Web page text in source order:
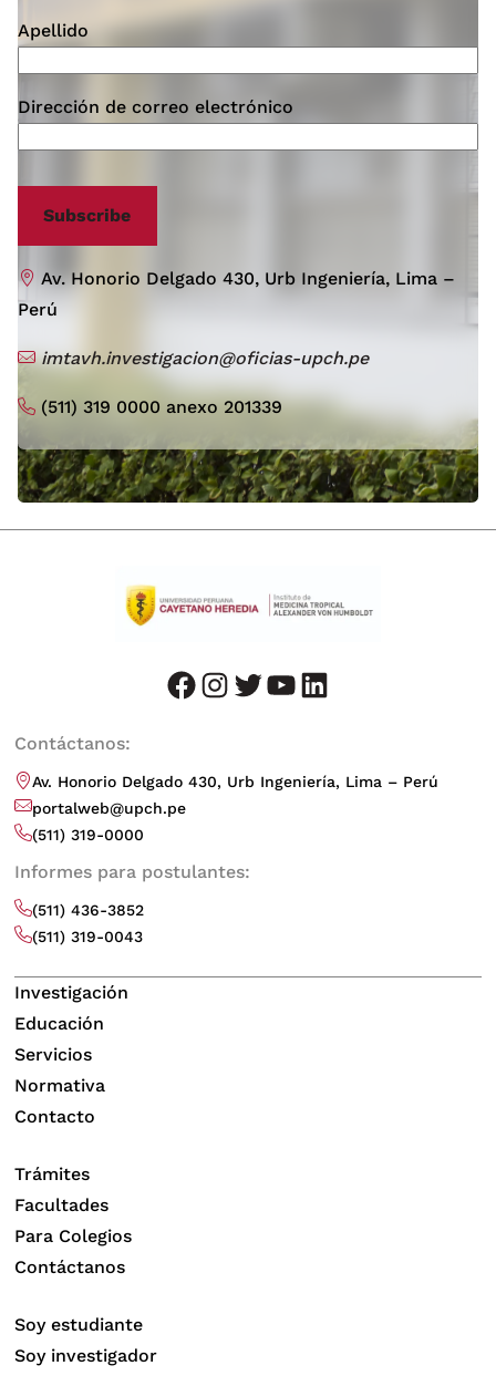
Apellido
Dirección de correo electrónico
Subscribe
Av. Honorio Delgado 430, Urb Ingeniería, Lima –
Perú
imtavh.investigacion@oficias-upch.pe
(511) 319 0000 anexo 201339
facebook instagram twitter youtube LinkedIn
Contáctanos:
Av. Honorio Delgado 430, Urb Ingeniería, Lima – Perú
portalweb@upch.pe
(511) 319-0000
Informes para postulantes:
(511) 436-3852
(511) 319-0043
Investigación
Educación
Servicios
Normativa
Contacto
Trámites
Facultades
Para Colegios
Contáctanos
Soy estudiante
Soy investigador